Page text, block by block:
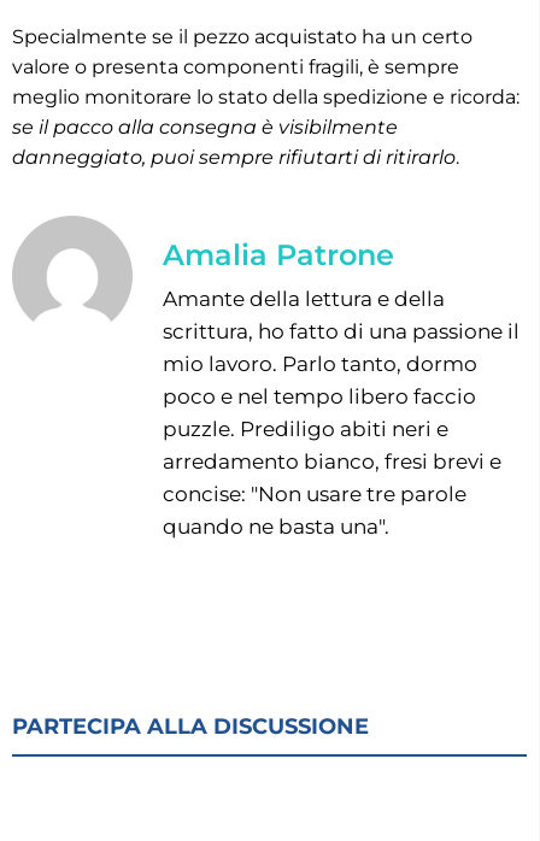
Specialmente se il pezzo acquistato ha un certo
valore o presenta componenti fragili, è sempre
meglio monitorare lo stato della spedizione e ricorda:
se il pacco alla consegna è visibilmente
danneggiato, puoi sempre rifiutarti di ritirarlo.
Amalia Patrone
Amante della lettura e della
scrittura, ho fatto di una passione il
mio lavoro. Parlo tanto, dormo
poco e nel tempo libero faccio
puzzle. Prediligo abiti neri e
arredamento bianco, fresi brevi e
concise: "Non usare tre parole
quando ne basta una".
PARTECIPA ALLA DISCUSSIONE